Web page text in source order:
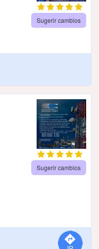
Sugerir cambios
Sugerir cambios